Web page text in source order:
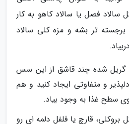
سالاد فصل یا سالاد کاهو به کار
تر بشه و مزه کلی سالاد
شده چند قاشق از این سس
و متفاوتی ایجاد کنید و هم
سطح غذا به وجود بیاد.
قارچ یا فلفل دلمه ای رو